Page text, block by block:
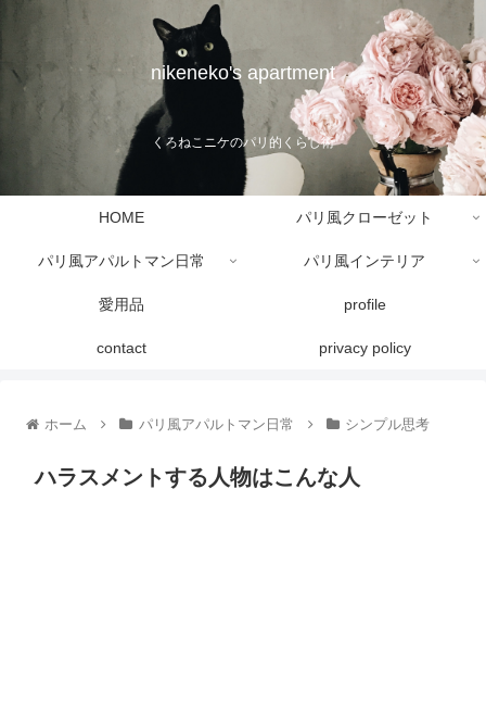
nikeneko's apartment
くろねこニケのパリ的くらし術
HOME パリ風クローゼット
パリ風アパルトマン日常 パリ風インテリア
愛用品 profile
contact privacy policy
ホーム パリ風アパルトマン日常 シンプル思考
ハラスメントする人物はこんな人